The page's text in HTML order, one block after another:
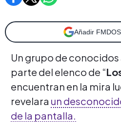
Añadir
Un grupo de
parte del elenco de “
encuentran en la mira
revelara un
de la pantalla.